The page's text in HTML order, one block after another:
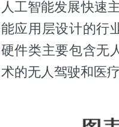
人工智能发展快速
能应用层设计的行
硬件类主要包含无
术的无人驾驶和医